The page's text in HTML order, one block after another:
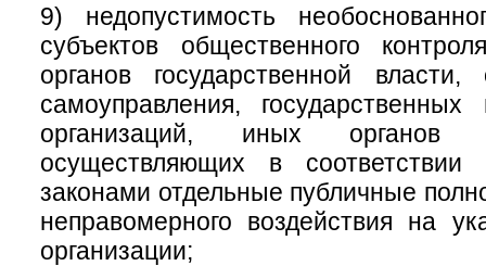
9) недопустимость
субъектов общественного
органов государственной власти,
самоуправления,
организаций, иных органов
осуществляющих в
законами отдельные публичные
неправомерного воздействия на
организации;